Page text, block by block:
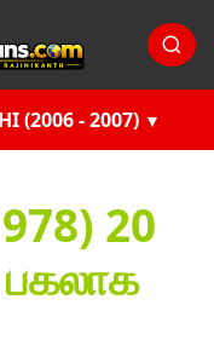
(2006 - 2007)
20